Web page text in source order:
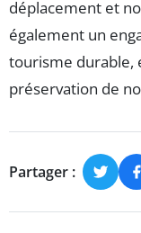
déplacement et
également un
tourisme durable,
préservation de
Partager :